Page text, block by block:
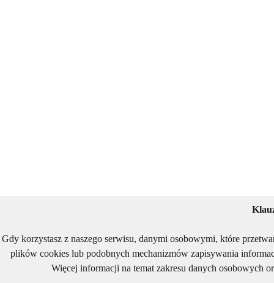
Gdy korzystasz z naszego serwisu, danymi osobowymi, które
plików cookies lub podobnych mechanizmów zapisywania
Więcej informacji na temat zakresu danych osobowych